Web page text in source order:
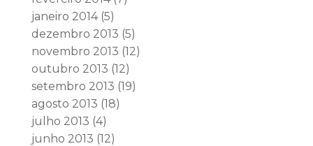
janeiro 2014(5)
dezembro 2013 (5)
novembro 2013 (12)
outubro 2013 (12)
setembro 2013 (19)
agosto 2013 (18)
julho 2013 (4)
junho 2013 (12)